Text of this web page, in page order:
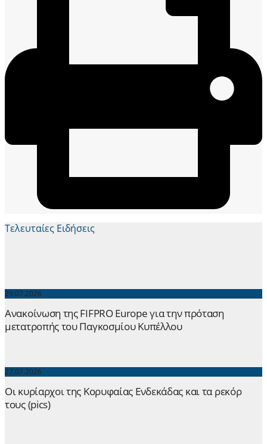
Τελευταίες Ειδήσεις
29.07.2026
Ανακοίνωση της FIFPRO Europe για την πρόταση
μετατροπής του Παγκοσμίου Κυπέλλου
27.07.2026
Οι κυρίαρχοι της Κορυφαίας Ενδεκάδας και τα ρεκόρ
τους (pics)